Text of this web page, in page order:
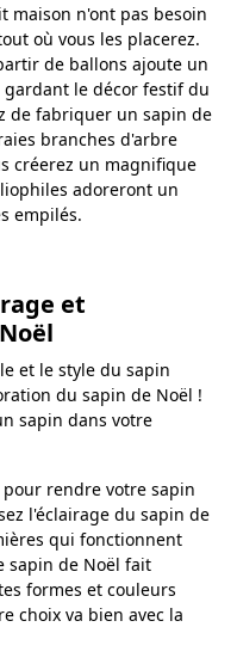
maison n'ont pas besoin
où vous les placerez.
de ballons ajoute un
le décor festif du
de fabriquer un sapin de
branches d'arbre
créerez un magnifique
adoreront un
empilés.
et
et le style du sapin
du sapin de Noël !
sapin dans votre
rendre votre sapin
l'éclairage du sapin de
qui fonctionnent
sapin de Noël fait
formes et couleurs
choix va bien avec la